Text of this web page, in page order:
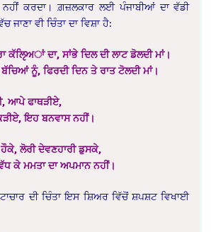
ਕਰਦਾ। ਗ਼ਜ਼ਲਕਾਰ ਲਈ ਪੰਜਾਬੀਆਂ ਦਾ ਵੱਡੀ
ਜਾਣਾ ਵੀ ਚਿੰਤਾ ਦਾ ਵਿਸ਼ਾ ਹੈ:
ਕੱਲੵਿਅਾਂ ਦਾ, ਸਾਂਭੇ ਦਿਲ ਦੀ ਲਾਟ ਡੋਲਦੀ ਮਾਂ।
ਨੂੰ, ਫਿਰਦੀ ਦਿਨ ਤੇ ਰਾਤ ਟੋਲਦੀ ਮਾਂ।
ਆਪੇ ਫਾਥੜੀਏ,
ਇਹ ਬਨਵਾਸ ਨਹੀਂ।
ਲੋਰੀ ਦੇਵਣਹਾਰੀ ਡੁਸਕੇ,
ਕੇ ਮਮਤਾ ਦਾ ਅਪਮਾਨ ਨਹੀਂ।
ਦੀ ਚਿੰਤਾ ਇਸ ਸ਼ਿਅਰ ਵਿੱਚੋਂ ਸ਼ਪਸ਼ਟ ਵਿਖਾਈ